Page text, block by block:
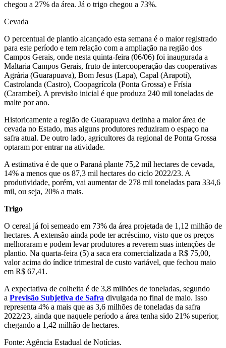
chegou a 27% da área. Já o trigo chegou a 73%.
Cevada
O percentual de plantio alcançado esta semana é o maior registrado
para este período e tem relação com a ampliação na região dos
Campos Gerais, onde nesta quinta-feira (06/06) foi inaugurada a
Maltaria Campos Gerais, fruto de intercooperação das cooperativas
Agrária (Guarapuava), Bom Jesus (Lapa), Capal (Arapoti),
Castrolanda (Castro), Coopagrícola (Ponta Grossa) e Frísia
(Carambeí). A previsão inicial é que produza 240 mil toneladas de
malte por ano.
Historicamente a região de Guarapuava detinha a maior área de
cevada no Estado, mas alguns produtores reduziram o espaço na
safra atual. De outro lado, agricultores da regional de Ponta Grossa
optaram por entrar na atividade.
A estimativa é de que o Paraná plante 75,2 mil hectares de cevada,
14% a menos que os 87,3 mil hectares do ciclo 2022/23. A
produtividade, porém, vai aumentar de 278 mil toneladas para 334,6
mil, ou seja, 20% a mais.
Trigo
O cereal já foi semeado em 73% da área projetada de 1,12 milhão de
hectares. A extensão ainda pode ter acréscimo, visto que os preços
melhoraram e podem levar produtores a reverem suas intenções de
plantio. Na quarta-feira (5) a saca era comercializada a R$ 75,00,
valor acima do índice trimestral de custo variável, que fechou maio
em R$ 67,41.
A expectativa de colheita é de 3,8 milhões de toneladas, segundo
a Previsão Subjetiva de Safra divulgada no final de maio. Isso
representa 4% a mais que as 3,6 milhões de toneladas da safra
2022/23, ainda que naquele período a área tenha sido 21% superior,
chegando a 1,42 milhão de hectares.
Fonte: Agência Estadual de Notícias.